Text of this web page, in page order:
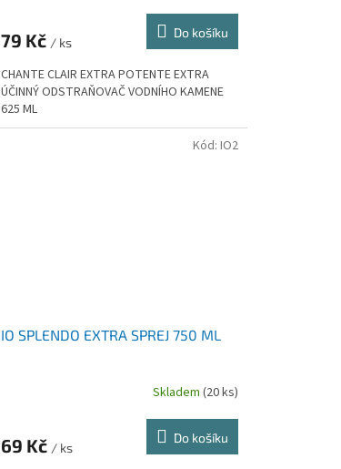
79 Kč / ks
Do košíku
CHANTE CLAIR EXTRA POTENTE EXTRA
ÚČINNÝ ODSTRAŇOVAČ VODNÍHO KAMENE
625 ML
IO SPLENDO EXTRA SPREJ 750 ML
Skladem (20 ks)
69 Kč / ks
Do košíku
Kód: IO2